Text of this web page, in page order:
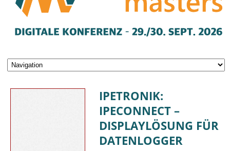
IPETRONIK:
IPECONNECT –
DISPLAYLÖSUNG FÜR
DATENLOGGER